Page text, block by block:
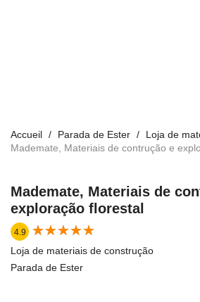
Accueil Parada de Ester
Loja de
Mademate, Materiais de contrução e
Mademate, Materiais de
exploração florestal
4.9 ★★★★★
★★★★★
Loja de materiais de construção
Parada de Ester